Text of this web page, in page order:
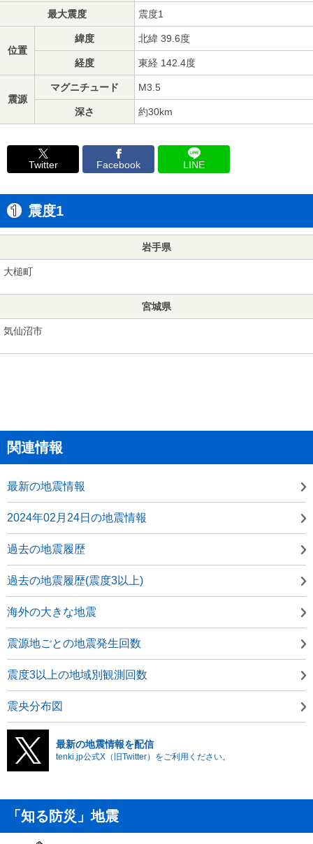
最大震度 震度1
位置
緯度 北緯 39.6度
経度 東経 142.4度
震源
マグニチュード M3.5
深さ 約30km
Twitter Facebook LINE
震度1
岩手県
大槌町
宮城県
気仙沼市
関連情報
最新の地震情報
2024年02月24日の地震情報
過去の地震履歴
過去の地震履歴(震度3以上)
海外の大きな地震
震源地ごとの地震発生回数
震度3以上の地域別観測回数
震央分布図
最新の地震情報を配信
tenki.jp公式X（旧Twitter）をご利用ください。
「知る防災」地震